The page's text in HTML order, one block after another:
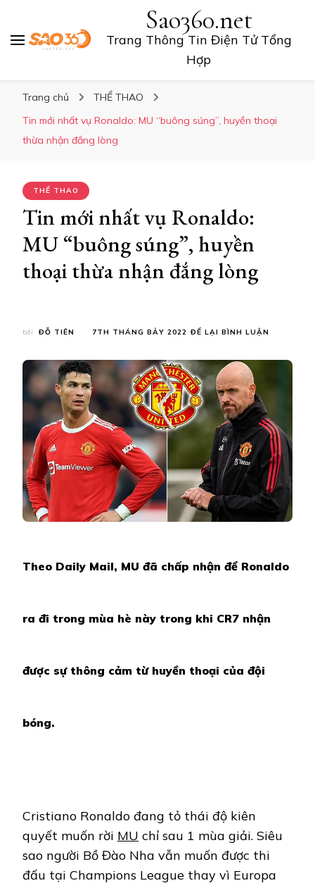
Sao360.net
Trang Thông Tin Điện Tử Tổng
Hợp
Trang chủ
THỂ THAO
Tin mới nhất vụ Ronaldo: MU “buông súng”, huyền thoại
thừa nhận đắng lòng
THỂ THAO
Tin mới nhất vụ Ronaldo:
MU “buông súng”, huyền
thoại thừa nhận đắng lòng
bởi ĐỖ TIÊN 7TH THÁNG BẢY 2022 ĐỂ LẠI BÌNH LUẬN
“BUÔNG
SÚNG”,
HUYỀN
THOẠI
THỪA
NHẬN
ĐẮNG
LÒNG
Theo Daily Mail, MU đã chấp nhận để Ronaldo
ra đi trong mùa hè này trong khi CR7 nhận
được sự thông cảm từ huyền thoại của đội
bóng.
Cristiano Ronaldo đang tỏ thái độ kiên
quyết muốn rời MU chỉ sau 1 mùa giải. Siêu
sao người Bồ Đào Nha vẫn muốn được thi
đấu tại Champions League thay vì Europa